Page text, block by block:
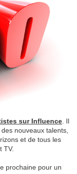
sur Influence . Il
nouveaux talents,
et de tous les
TV.
prochaine pour un